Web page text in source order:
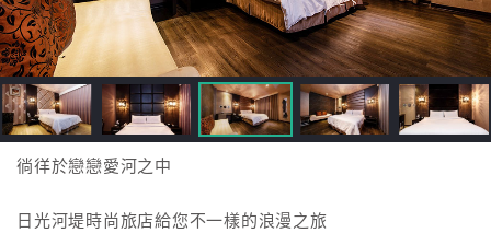
直
接
跟
飯
店
訂
HOT
徜徉於戀戀愛河之中
日光河堤時尚旅店給您不一樣的浪漫之旅